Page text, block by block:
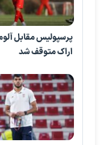
پرسپولیس مقابل
اراک متوقف شد